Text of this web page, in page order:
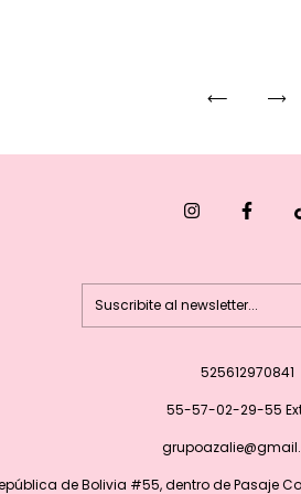
525612970841
55-57-02-29-55
de Bolivia #55, dentro de Pasaje